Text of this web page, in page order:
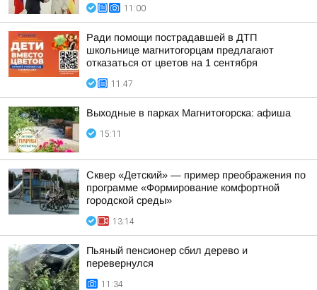
11:00
Ради помощи пострадавшей в ДТП
школьнице магнитогорцам предлагают
отказаться от цветов на 1 сентября
11:47
Выходные в парках Магнитогорска: афиша
15:11
Сквер «Детский» — пример преображения по
программе «Формирование комфортной
городской среды»
13:14
Пьяный пенсионер сбил дерево и
перевернулся
11:34